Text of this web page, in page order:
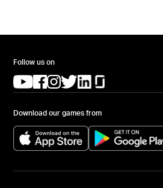
Follow us on
(opens in a new tab)
(opens in a new tab)
(opens in a new tab)
(opens in a new tab)
(opens in a new tab)
Download our games from
(opens in a new tab)